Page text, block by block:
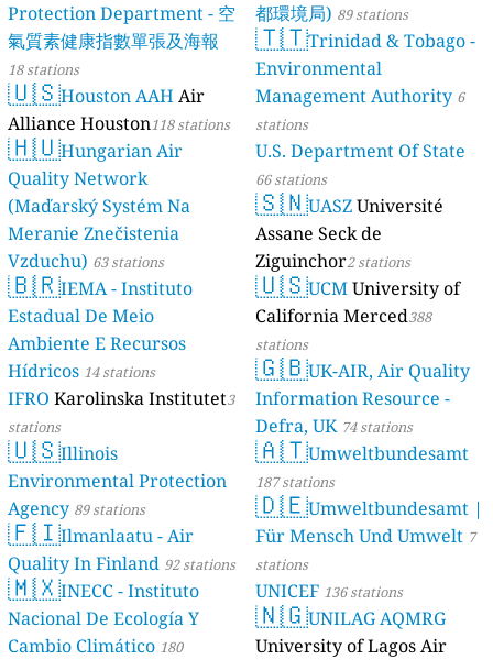
Protection Department - 空
氣質素健康指數單張及海報
18 stations
🇺🇸Houston AAH Air
Alliance Houston118 stations
🇭🇺Hungarian Air
Quality Network
(Maďarský Systém Na
Meranie Znečistenia
Vzduchu) 63 stations
🇧🇷IEMA - Instituto
Estadual De Meio
Ambiente E Recursos
Hídricos 14 stations
IFRO Karolinska Institutet3
stations
🇺🇸Illinois
Environmental Protection
Agency 89 stations
🇫🇮Ilmanlaatu - Air
Quality In Finland 92 stations
🇲🇽INECC - Instituto
Nacional De Ecología Y
Cambio Climático 180
都環境局) 89 stations
🇹🇹Trinidad & Tobago -
Environmental
Management Authority 6
stations
U.S. Department Of State
66 stations
🇸🇳UASZUniversité
Assane Seck de
Ziguinchor2 stations
🇺🇸UCMUniversity of
California Merced388
stations
🇬🇧UK-AIR, Air Quality
Information Resource -
Defra, UK 74 stations
🇦🇹Umweltbundesamt
187 stations
🇩🇪Umweltbundesamt |
Für Mensch Und Umwelt 7
stations
UNICEF 136 stations
🇳🇬UNILAG AQMRG
University of Lagos Air